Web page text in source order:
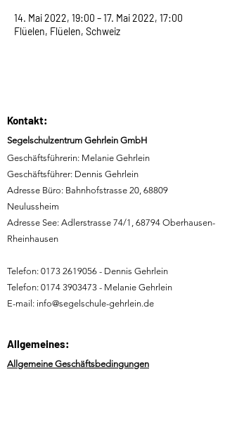
14. Mai 2022, 19:00 – 17. Mai 2022, 17:00
Flüelen, Flüelen, Schweiz
Kontakt:
Segelschulzentrum Gehrlein GmbH
Geschäftsführerin: Melanie Gehrlein
Geschäftsführer: Dennis Gehrlein
Adresse Büro: Bahnhofstrasse 20, 68809
Neulussheim
Adresse See: Adlerstrasse 74/1, 68794 Oberhausen-
Rheinhausen
Telefon: 0173 2619056 - Dennis Gehrlein
Telefon: 0174 3903473 - Melanie Gehrlein
E-mail: info@segelschule-gehrlein.de
Allgemeines:
Allgemeine Geschäftsbedingungen